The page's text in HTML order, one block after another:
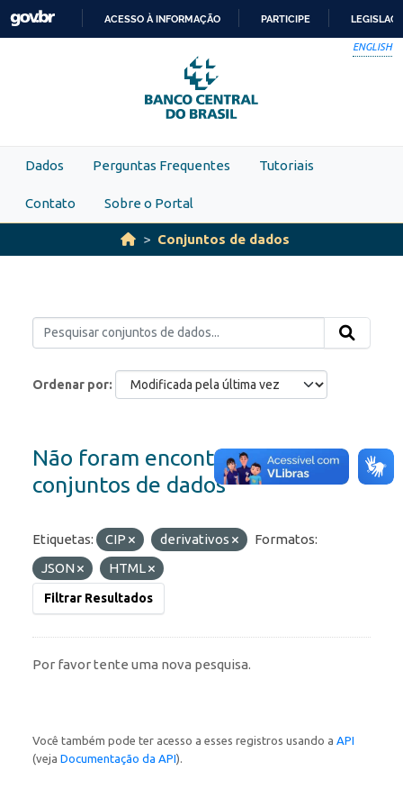
Skip to main content
PARA
O
CONTEÚDO
ACESSO À INFORMAÇÃO PARTICIPE
ENGLISH
Dados Perguntas Frequentes Tutoriais
Contato Sobre o Portal
Conjuntos de dados
Ordenar por
Não foram encontrados
conjuntos de dados
Etiquetas: CIP derivativos
Formatos:
JSON
HTML
Filtrar Resultados
Por favor tente uma nova pesquisa.
Você também pode ter acesso a esses registros usando a API
(veja Documentação da API).